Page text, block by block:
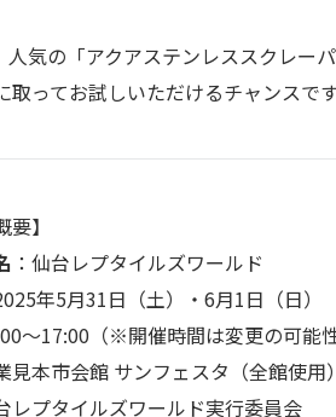
人気の「アクアステンレススクレー
取ってお試しいただけるチャンスで
】
：仙台レプタイルズワールド
年5月31日（土）・6月1日（日）
～17:00（※開催時間は変更の可能性
見本市会館 サンフェスタ（全館使用）
レプタイルズワールド実行委員会